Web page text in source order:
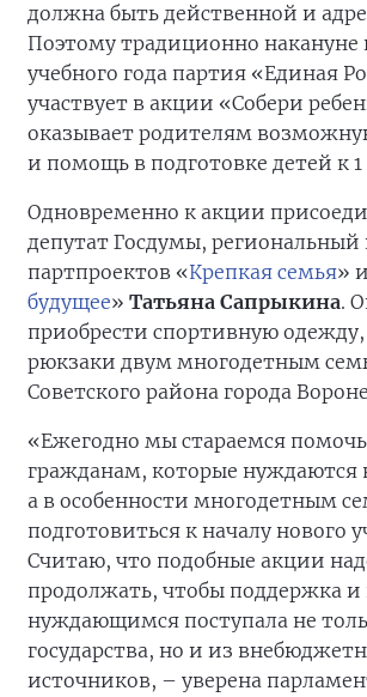
должна быть действенной и
Поэтому традиционно накануне
учебного года партия «Единая
участвует в акции «Собери
оказывает родителям
и помощь в подготовке детей к 1
Одновременно к акции
депутат Госдумы, региональный
партпроектов «Крепкая семья»
будущее» Татьяна Сапрыкина.
приобрести спортивную одежду,
рюкзаки двум многодетным
Советского района города
«Ежегодно мы стараемся
гражданам, которые нуждаются
а в особенности многодетным
подготовиться к началу нового
Считаю, что подобные акции
продолжать, чтобы поддержка
нуждающимся поступала не
государства, но и из
источников, – уверена